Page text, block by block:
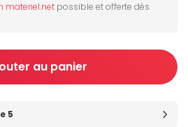
materiel.net possible et offerte dès
au panier
5